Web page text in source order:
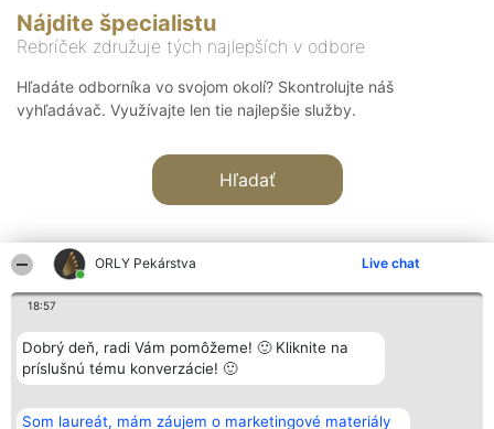
ORLY Pekárstva Live chat
18:57
Dobrý deň, radi Vám pomôžeme! 🙂 Kliknite na
príslušnú tému konverzácie! 🙂
Som laureát, mám záujem o marketingové materiály
Nájdite špecialistu
Rebríček združuje tých najlepších v odbore
Hľadáte odborníka vo svojom okolí? Skontrolujte náš
vyhľadávač. Využívajte len tie najlepšie služby.
Hľadať
Organizátor hodnotenia
Bright Side Solutions sp. z o.
o. sp. k.
Wrocław 50-079
KRS 0000749100 | Regon
Hodnotenie
Laureáti
Lista
Laureatów
Podmienky
Kontakt
Kontakt